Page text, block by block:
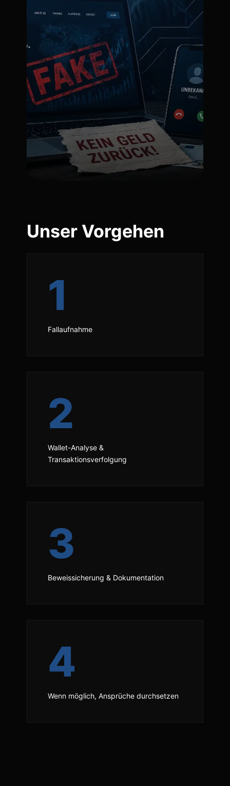
Unser Vorgehen
1
Fallaufnahme
2
Wallet-Analyse &
Transaktionsverfolgung
3
Beweissicherung & Dokumentation
4
Wenn möglich, Ansprüche durchsetzen